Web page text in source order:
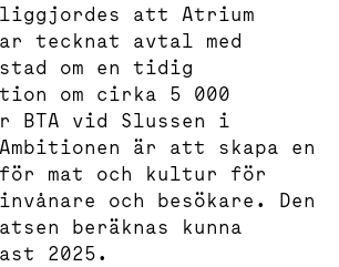
att Atrium
tecknat avtal med
stad om en tidig
om cirka 5 000
BTA vid Slussen i
är att skapa en
för mat och kultur för
och besökare. Den
beräknas kunna
2025.